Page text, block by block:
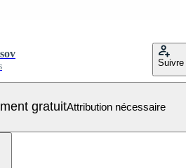
Suivre
gratuitAttribution nécessaire